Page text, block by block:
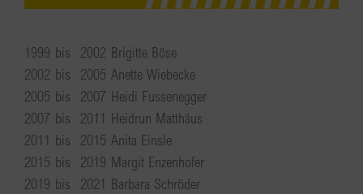
1999 bis 2002 Brigitte Böse
2002 bis 2005 Anette Wiebecke
2005 bis 2007 Heidi Fussenegger
2007 bis 2011 Heidrun Matthäus
2011 bis 2015 Anita Einsle
2015 bis 2019 Margit Enzenhofer
2019 bis 2021 Barbara Schröder